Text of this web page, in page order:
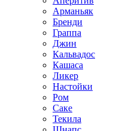
Арманьяк
Бренди
Граппа
Джин
Кальвадос
Кашаса
Ликер
Настойки
Ром
Саке
Текила